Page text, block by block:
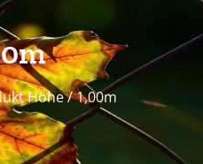
Höhe / 1,00m